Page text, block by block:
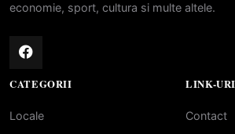
economie, sport, cultura si multe altele.
CATEGORII
Locale
LINK-
Contact